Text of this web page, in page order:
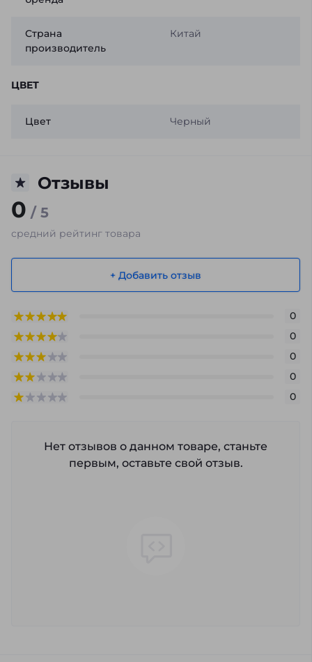
Страна
производитель
Китай
ЦВЕТ
Цвет Черный
Отзывы
0 / 5
средний рейтинг товара
+ Добавить отзыв
0
0
0
0
0
Нет отзывов о данном товаре, станьте
первым, оставьте свой отзыв.